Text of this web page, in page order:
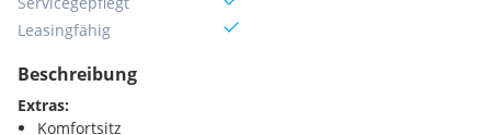
Leasingfähig
Beschreibung
Extras:
Komfortsitz